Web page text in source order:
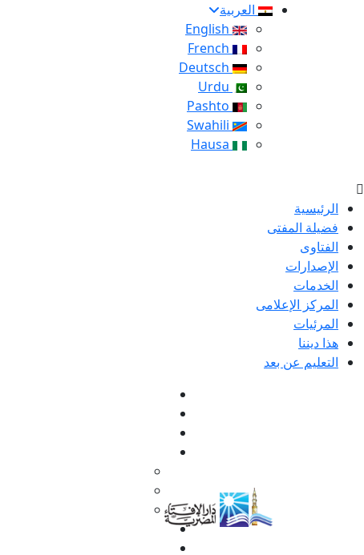
العربية
الرئيسية
فضيلة المفتى
الفتاوى
الإصدارات
الخدمات
المركز الإعلامى
المرئيات
هذا ديننا
التعليم عن بعد